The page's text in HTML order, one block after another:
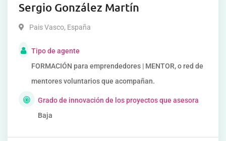
Sergio González Martín
Pais Vasco, España
Tipo de agente
FORMACIÓN para emprendedores | MENTOR, o red de
mentores voluntarios que acompañan.
Grado de innovación de los proyectos que asesora
Baja